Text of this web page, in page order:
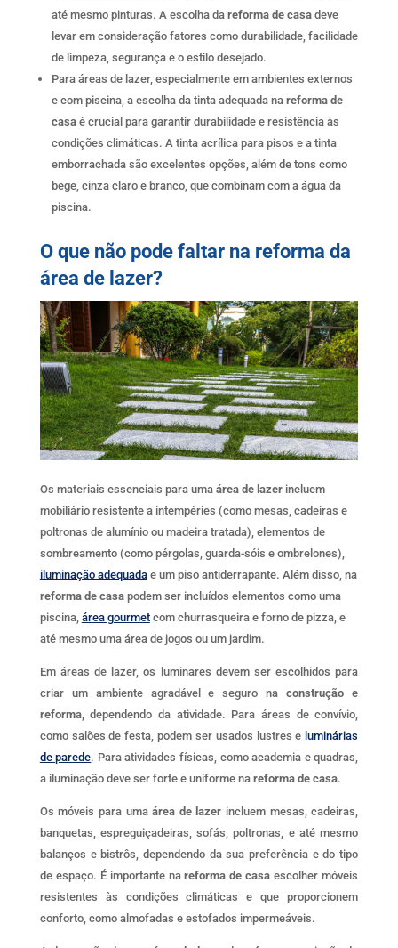
até mesmo pinturas. A escolha da reforma de casadeve
levar em consideração fatores como durabilidade, facilidade
de limpeza, segurança e o estilo desejado.
Para áreas de lazer, especialmente em ambientes externos
e com piscina, a escolha da tinta adequada na reforma de
casaé crucial para garantir durabilidade e resistência às
condições climáticas. A tinta acrílica para pisos e a tinta
emborrachada são excelentes opções, além de tons como
bege, cinza claro e branco, que combinam com a água da
piscina.
O que não pode faltar na reforma da
área de lazer?
Os materiais essenciais para uma área de lazerincluem
mobiliário resistente a intempéries (como mesas, cadeiras e
poltronas de alumínio ou madeira tratada), elementos de
sombreamento (como pérgolas, guarda-sóis e ombrelones),
iluminação adequadae um piso antiderrapante. Além disso, na
reforma de casapodem ser incluídos elementos como uma
piscina, área gourmetcom churrasqueira e forno de pizza, e
até mesmo uma área de jogos ou um jardim.
Em áreas de lazer, os luminares devem ser escolhidos para
criar um ambiente agradável e seguro naconstrução e
reforma, dependendo da atividade. Para áreas de convívio,
como salões de festa, podem ser usados lustres e luminárias
de parede. Para atividades físicas, como academia e quadras,
a iluminação deve ser forte e uniforme na reforma de casa.
Os móveis para umaárea de lazer incluem mesas, cadeiras,
banquetas, espreguiçadeiras, sofás, poltronas, e até mesmo
balanços e bistrôs, dependendo da sua preferência e do tipo
de espaço. É importante nareforma de casa escolher móveis
resistentes às condições climáticas e que proporcionem
conforto, como almofadas e estofados impermeáveis.